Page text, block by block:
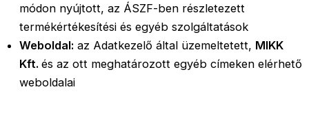
módon nyújtott, az ÁSZF-ben részletezett
termékértékesítési és egyéb szolgáltatások
Weboldal: az Adatkezelő által üzemeltetett, MIKK
Kft. és az ott meghatározott egyéb címeken elérhető
weboldalai